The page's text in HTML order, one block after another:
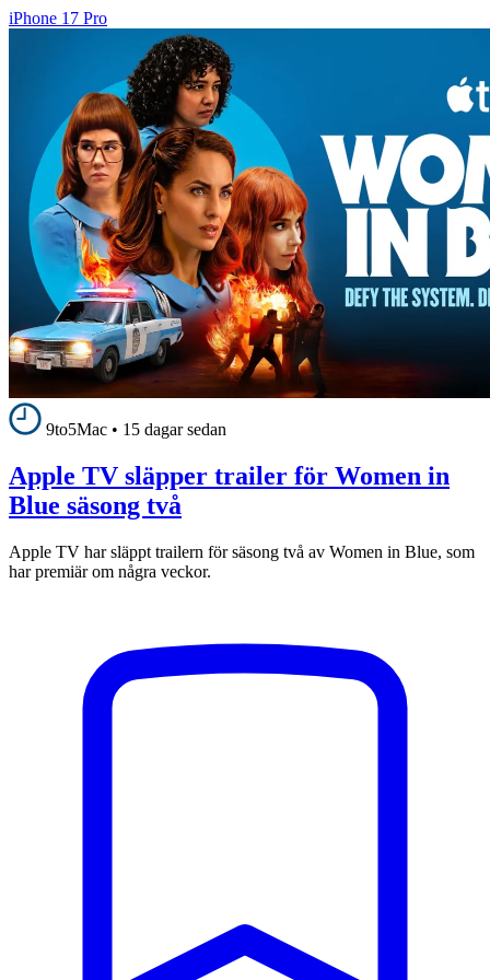
iPhone 17 Pro
9to5Mac • 15 dagar sedan
Apple TV släpper trailer för Women in
Blue säsong två
Apple TV har släppt trailern för säsong två av Women in Blue, som
har premiär om några veckor.